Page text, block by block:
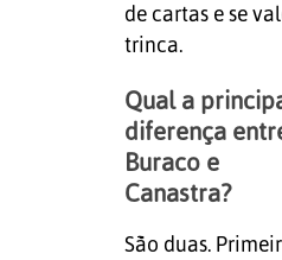
de cartas e se
trinca.
Qual a
diferença
Buraco e
Canastra?
São duas.